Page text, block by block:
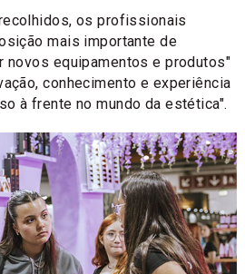
os profissionais
mais importante de
novos equipamentos e produtos"
conhecimento e experiência
à frente no mundo da estética".